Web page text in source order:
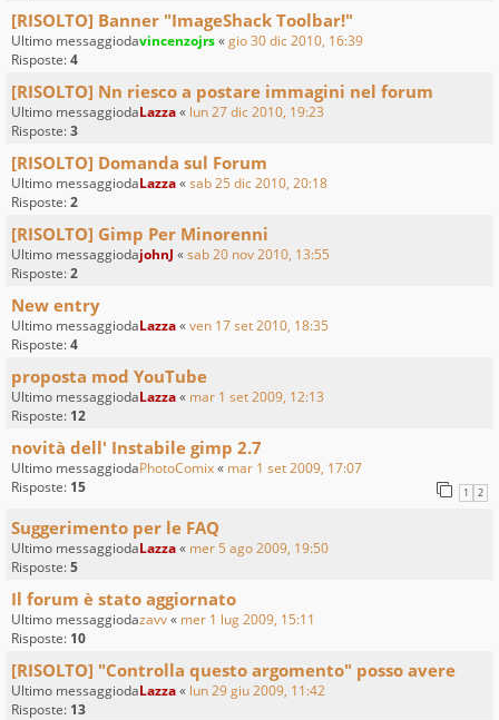
[RISOLTO] Banner "ImageShack Toolbar!"
Ultimo messaggiodavincenzojrs«gio 30 dic 2010, 16:39
Risposte:4
[RISOLTO] Nn riesco a postare immagini nel forum
Ultimo messaggiodaLazza« lun 27 dic 2010, 19:23
Risposte:3
[RISOLTO] Domanda sul Forum
Ultimo messaggiodaLazza«sab 25 dic 2010, 20:18
Risposte:2
[RISOLTO] Gimp Per Minorenni
Ultimo messaggiodajohnJ «sab 20 nov 2010, 13:55
Risposte:2
New entry
Ultimo messaggiodaLazza«ven 17 set 2010, 18:35
Risposte:4
proposta mod YouTube
Ultimo messaggiodaLazza« mar 1 set 2009, 12:13
Risposte: 12
novità dell' Instabile gimp 2.7
Ultimo messaggiodaPhotoComix« mar 1 set 2009, 17:07
Risposte: 15 1 2
Suggerimento per le FAQ
Ultimo messaggiodaLazza« mer 5 ago 2009, 19:50
Risposte:5
Il forum è stato aggiornato
Ultimo messaggiodazavv« mer 1 lug 2009, 15:11
Risposte: 10
[RISOLTO] "Controlla questo argomento" posso avere
Ultimo messaggiodaLazza« lun 29 giu 2009, 11:42
Risposte: 13